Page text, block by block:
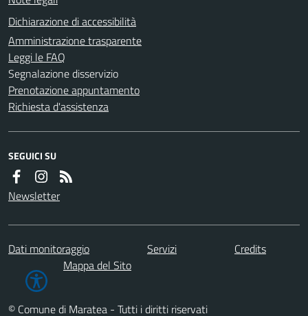
Dichiarazione di accessibilità
Amministrazione trasparente
Leggi le FAQ
Segnalazione disservizio
Prenotazione appuntamento
Richiesta d'assistenza
SEGUICI SU
Newsletter
Dati monitoraggio Servizi
Credits
Mappa del Sito
© Comune di Maratea - Tutti i diritti riservati